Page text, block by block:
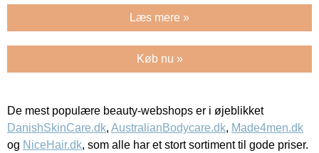
Læs mere »
Køb nu »
De mest populære beauty-webshops er i øjeblikket
DanishSkinCare.dk, AustralianBodycare.dk, Made4men.dk
og NiceHair.dk, som alle har et stort sortiment til gode priser.